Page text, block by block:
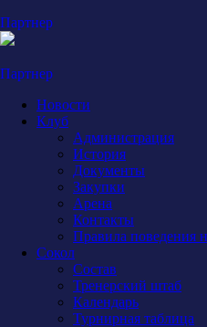
Партнер
Партнер
Новости
Клуб
Администрация
История
Документы
Закупки
Арена
Контакты
Правила поведения
Сокол
Состав
Тренерский штаб
Календарь
Турнирная таблица